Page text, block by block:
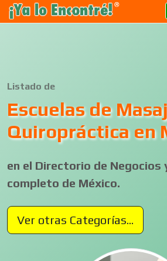
Listado de
Escuelas de
Quiropráctica en
en el Directorio de Negocios
completo de México.
Ver otras Categorías...